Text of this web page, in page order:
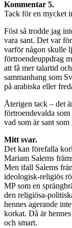
Kommentar 5.
Tack för en mycket
Föst så trodde jag
vara sant. Det var
varför någon skulle
förtroendeuppdrag
att få mer talartid
sammanhang som
på arabiska eller
Återigen tack – det
förtroendevalda
vad som är sant
Mitt svar.
Det kan förefalla
Mariam Salems
Men ifall Salems
ideologisk-religiös
MP som en
den religiösa-
hennes agerande
korkat. Då är
och smart.